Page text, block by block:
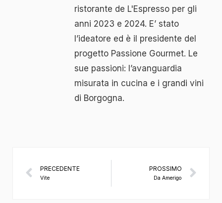
ristorante de L'Espresso per gli
anni 2023 e 2024. E’ stato
l’ideatore ed è il presidente del
progetto Passione Gourmet. Le
sue passioni: l’avanguardia
misurata in cucina e i grandi vini
di Borgogna.
PRECEDENTE
Vite
PROSSIMO
Da Amerigo